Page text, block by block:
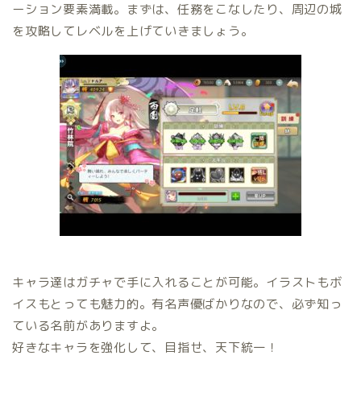
ーション要素満載。まずは、任務をこなしたり、周辺の城
を攻略してレベルを上げていきましょう。
キャラ達はガチャで手に入れることが可能。イラストもボ
イスもとっても魅力的。有名声優ばかりなので、必ず知っ
ている名前がありますよ。
好きなキャラを強化して、目指せ、天下統一！